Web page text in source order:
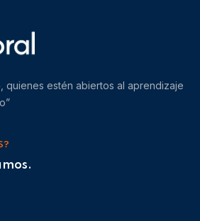
quienes estén abiertos al aprendizaje